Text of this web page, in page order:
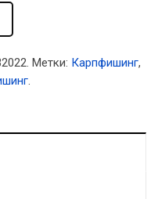
. Метки: Карпфишинг,
.